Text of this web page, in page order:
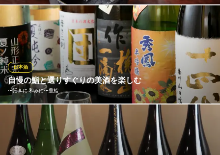
ＪＲ大宮駅 徒歩6分
埼玉県さいたま市大宮区下町1-40-1 鈴木ビル2F
必ず試飲して仕入れ！ウィスキーと日本酒にこだわりあり。ウィ
スキーは『山崎12年』『倉吉12年』といった繊細な和食(鮮魚)に
合う国産銘柄を10種を常にご用意。通も納得の充実ラインナップ
です。日本酒は定番の『久保田 萬寿』をはじめ、兵庫県の『超特
撰 日本盛 惣花 純米吟醸』等、全国から銘酒を各種取り揃えてお
ります。
和食 完全個室居酒屋 だいもん 大宮店
完全個室│豪華海鮮
ＪＲ大宮駅 徒歩1分
埼玉県さいたま市大宮区大門町1-69 武蔵屋ビル3F
自慢の鮨と選りすぐりの美酒を楽しむ
〜活きに 和みに〜豊鮨
日本酒
豊鮨では、ビールやサワーといったお馴染みのドリンクのほか、
焼酎・ワインなどの本格派のお酒も各種ご用意。その中でも特に
お薦めは日本酒。日本全国の地酒の中から純米酒や大吟醸を中心
にセレクト。握りや料理に合わせるも良し、お好みや気分に合わ